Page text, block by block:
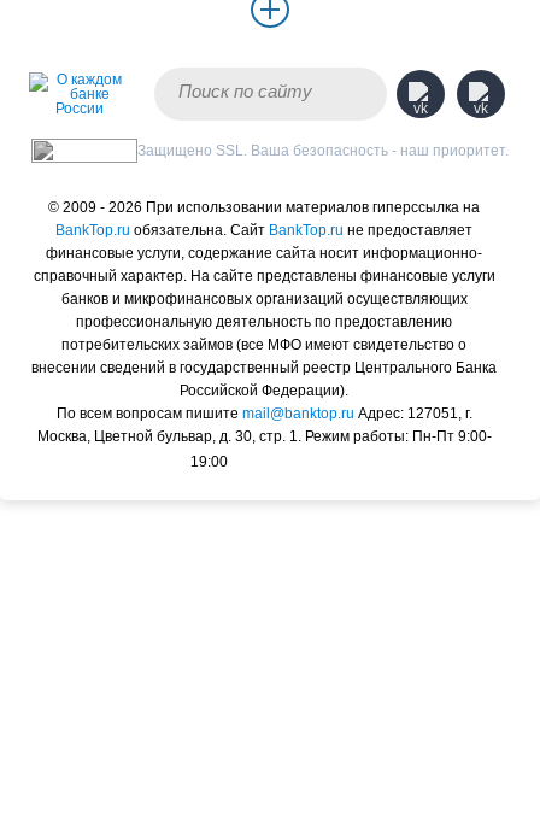
Защищено SSL. Ваша безопасность - наш приоритет.
© 2009 - 2026 При использовании материалов гиперссылка на
BankTop.ru обязательна. Сайт BankTop.ru не предоставляет
финансовые услуги, содержание сайта носит информационно-
справочный характер. На сайте представлены финансовые услуги
банков и микрофинансовых организаций осуществляющих
профессиональную деятельность по предоставлению
потребительских займов (все МФО имеют свидетельство о
внесении сведений в государственный реестр Центрального Банка
Российской Федерации).
По всем вопросам пишите mail@banktop.ru Адрес: 127051, г.
Москва, Цветной бульвар, д. 30, стр. 1. Режим работы: Пн-Пт 9:00-
19:00